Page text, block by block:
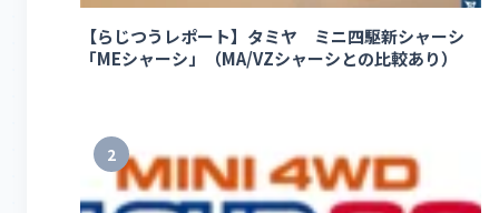
【らじつうレポート】タミヤ ミニ四駆新シャーシ
「MEシャーシ」（MA/VZシャーシとの比較あり）
2